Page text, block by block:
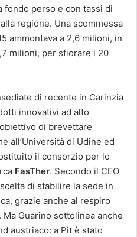
fondo perso e con tassi di
regione. Una scommessa
ammontava a 2,6 milioni, in
milioni, per sfiorare i 20
di recente in Carinzia
innovativi ad alto
di brevettare
all’Università di Udine ed
il consorzio per lo
FasTher. Secondo il CEO
di stabilire la sede in
grazie anche al respiro
Guarino sottolinea anche
austriaco: a Pit è stato